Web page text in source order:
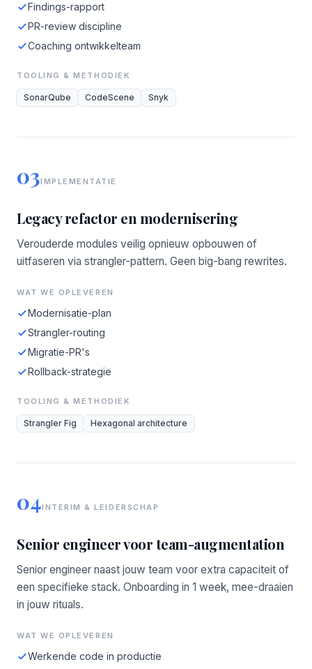
Findings-rapport
PR-review discipline
Coaching ontwikkelteam
TOOLING & METHODIEK
SonarQube CodeScene Snyk
03IMPLEMENTATIE
Legacy refactor en modernisering
Verouderde modules veilig opnieuw opbouwen of
uitfaseren via strangler-pattern. Geen big-bang rewrites.
WAT WE OPLEVEREN
Modernisatie-plan
Strangler-routing
Migratie-PR's
Rollback-strategie
TOOLING & METHODIEK
Strangler Fig Hexagonal architecture
04INTERIM & LEIDERSCHAP
Senior engineer voor team-augmentation
Senior engineer naast jouw team voor extra capaciteit of
een specifieke stack. Onboarding in 1 week, mee-draaien
in jouw rituals.
WAT WE OPLEVEREN
Werkende code in productie